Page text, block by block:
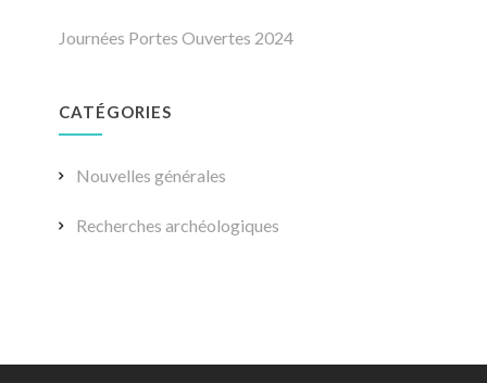
Journées Portes Ouvertes 2024
CATÉGORIES
Nouvelles générales
Recherches archéologiques